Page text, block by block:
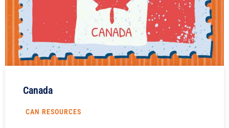
Canada
CAN RESOURCES